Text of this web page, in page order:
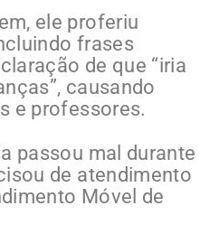
ele proferiu
frases
de que “iria
causando
e professores.
passou mal durante
de atendimento
Móvel de